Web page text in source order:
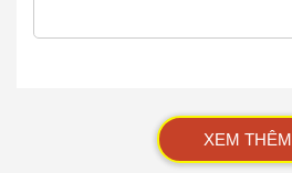
XEM THÊM